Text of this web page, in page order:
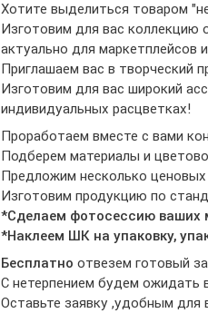
Хотите выделиться товаром
Изготовим для вас коллекцию
актуально для маркетплейсов
Приглашаем вас в творческий
Изготовим для вас широкий
индивидуальных расцветках!
Проработаем вместе с вами
Подберем материалы и
Предложим несколько ценовых
Изготовим продукцию по
*Сделаем фотосессию ваших
*Наклеем ШК на упаковку,
Бесплатно отвезем готовый
С нетерпением будем ожидать
Оставьте заявку ,удобным для